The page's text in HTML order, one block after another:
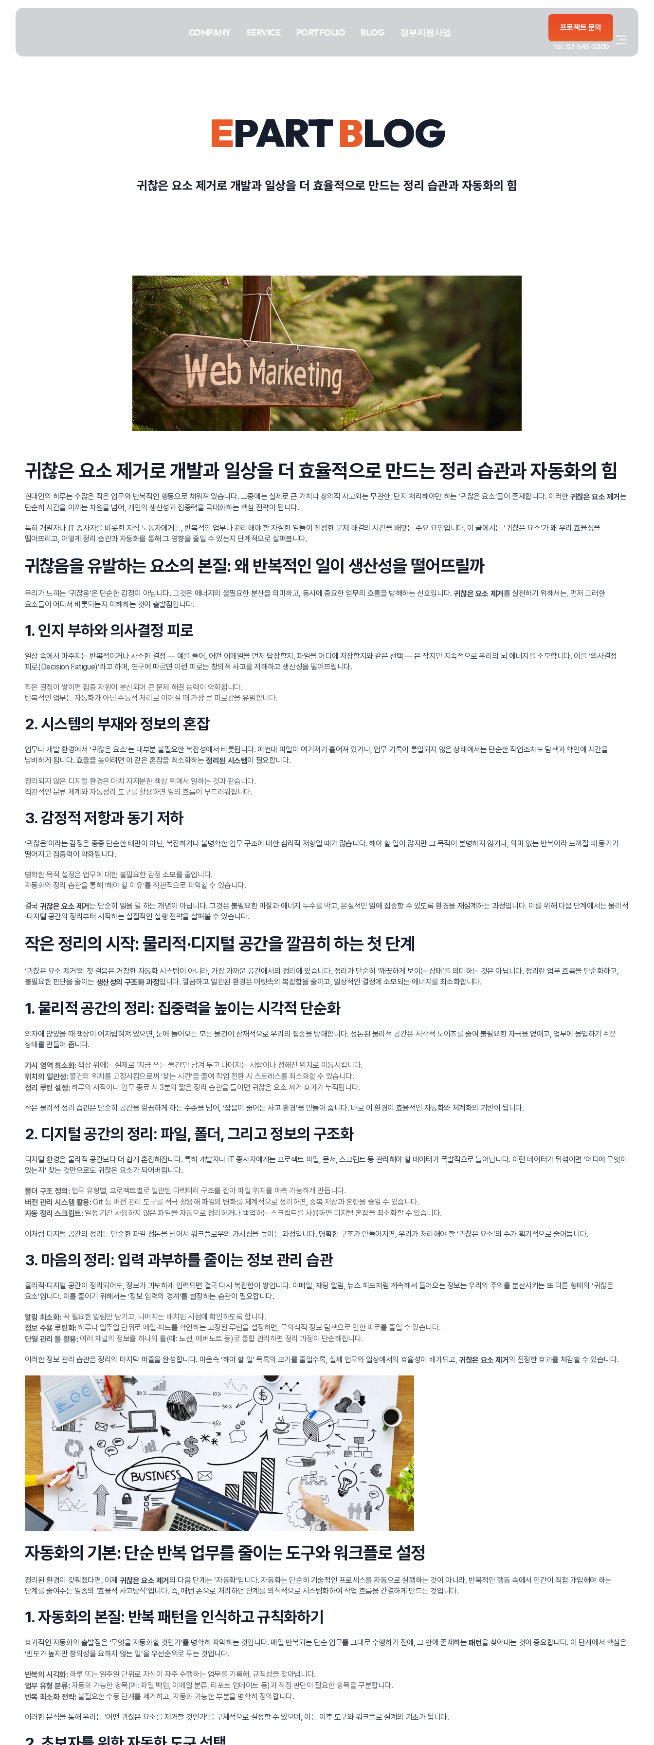
건너뛰기
COMPANY SERVICE PORTFOLIO BLOG 정부지원사업 프로젝트 문의
Tel. 02-545-3800
정부지원사업
EPARTBLOG
귀찮은 요소 제거로 개발과 일상을 더 효율적으로 만드는 정리 습관과 자동화의 힘
귀찮은 요소 제거로 개발과 일상을 더 효율적으로 만드는 정리 습관과 자동화의 힘
현대인의 하루는 수많은 작은 업무와 반복적인 행동으로 채워져 있습니다. 그중에는 실제로 큰 가치나 창의적 사고와는 무관한, 단지 처리해야만 하는 ‘귀찮은 요소’들이 존재합니다. 이러한 귀찮은 요소 제거 는
단순히 시간을 아끼는 차원을 넘어, 개인의 생산성과 집중력을 극대화하는 핵심 전략이 됩니다.
특히 개발자나 IT 종사자를 비롯한 지식 노동자에게는, 반복적인 업무나 관리해야 할 자잘한 일들이 진정한 문제 해결의 시간을 빼앗는 주요 요인입니다. 이 글에서는 ‘귀찮은 요소’가 왜 우리 효율성을
떨어뜨리고, 어떻게 정리 습관과 자동화를 통해 그 영향을 줄일 수 있는지 단계적으로 살펴봅니다.
귀찮음을 유발하는 요소의 본질: 왜 반복적인 일이 생산성을 떨어뜨릴까
우리가 느끼는 ‘귀찮음’은 단순한 감정이 아닙니다. 그것은 에너지의 불필요한 분산을 의미하고, 동시에 중요한 업무의 흐름을 방해하는 신호입니다.귀찮은 요소 제거 를 실천하기 위해서는, 먼저 그러한
요소들이 어디서 비롯되는지 이해하는 것이 출발점입니다.
1. 인지 부하와 의사결정 피로
일상 속에서 마주치는 반복적이거나 사소한 결정 — 예를 들어, 어떤 이메일을 먼저 답장할지, 파일을 어디에 저장할지와 같은 선택 — 은 작지만 지속적으로 우리의 뇌 에너지를 소모합니다. 이를 ‘의사결정
피로(Decision Fatigue)’라고 하며, 연구에 따르면 이런 피로는 창의적 사고를 저해하고 생산성을 떨어뜨립니다.
작은 결정이 쌓이면 집중 자원이 분산되어 큰 문제 해결 능력이 약화됩니다.
반복적인 업무는 자동화가 아닌 수동적 처리로 이어질 때 가장 큰 피로감을 유발합니다.
2. 시스템의 부재와 정보의 혼잡
업무나 개발 환경에서 ‘귀찮은 요소’는 대부분 불필요한 복잡성에서 비롯됩니다. 예컨대 파일이 여기저기 흩어져 있거나, 업무 기록이 통일되지 않은 상태에서는 단순한 작업조차도 탐색과 확인에 시간을
낭비하게 됩니다. 효율을 높이려면 이 같은 혼잡을 최소화하는정리된 시스템이 필요합니다.
정리되지 않은 디지털 환경은 마치 지저분한 책상 위에서 일하는 것과 같습니다.
직관적인 분류 체계와 자동정리 도구를 활용하면 일의 흐름이 부드러워집니다.
3. 감정적 저항과 동기 저하
‘귀찮음’이라는 감정은 종종 단순한 태만이 아닌, 복잡하거나 불명확한 업무 구조에 대한 심리적 저항일 때가 많습니다. 해야 할 일이 많지만 그 목적이 분명하지 않거나, 의미 없는 반복이라 느껴질 때 동기가
떨어지고 집중력이 약화됩니다.
명확한 목적 설정은 업무에 대한 불필요한 감정 소모를 줄입니다.
자동화와 정리 습관을 통해 ‘해야 할 이유’를 직관적으로 파악할 수 있습니다.
결국 귀찮은 요소 제거 는 단순히 일을 덜 하는 개념이 아닙니다. 그것은 불필요한 마찰과 에너지 누수를 막고, 본질적인 일에 집중할 수 있도록 환경을 재설계하는 과정입니다. 이를 위해 다음 단계에서는 물리적
·디지털 공간의 정리부터 시작하는 실질적인 실행 전략을 살펴볼 수 있습니다.
작은 정리의 시작: 물리적·디지털 공간을 깔끔히 하는 첫 단계
‘귀찮은 요소 제거’의 첫 걸음은 거창한 자동화 시스템이 아니라, 가장 가까운 공간에서의 정리에 있습니다. 정리가 단순히 ‘깨끗하게 보이는 상태’를 의미하는 것은 아닙니다. 정리란 업무 흐름을 단순화하고,
불필요한 판단을 줄이는 생산성의 구조화 과정입니다. 깔끔하고 일관된 환경은 머릿속의 복잡함을 줄이고, 일상적인 결정에 소모되는 에너지를 최소화합니다.
1. 물리적 공간의 정리: 집중력을 높이는 시각적 단순화
의자에 앉았을 때 책상이 어지럽혀져 있으면, 눈에 들어오는 모든 물건이 잠재적으로 우리의 집중을 방해합니다. 정돈된 물리적 공간은 시각적 노이즈를 줄여 불필요한 자극을 없애고, 업무에 몰입하기 쉬운
상태를 만들어 줍니다.
가시 영역 최소화:책상 위에는 실제로 ‘지금 쓰는 물건’만 남겨 두고 나머지는 서랍이나 정해진 위치로 이동시킵니다.
위치의 일관성:물건의 위치를 고정시킴으로써 ‘찾는 시간’을 줄여 작업 전환 시 스트레스를 최소화할 수 있습니다.
정리 루틴 설정:하루의 시작이나 업무 종료 시 3분의 짧은 정리 습관을 들이면 귀찮은 요소 제거 효과가 누적됩니다.
작은 물리적 정리 습관은 단순히 공간을 깔끔하게 하는 수준을 넘어, ‘잡음이 줄어든 사고 환경’을 만들어 줍니다. 바로 이 환경이 효율적인 자동화와 체계화의 기반이 됩니다.
2. 디지털 공간의 정리: 파일, 폴더, 그리고 정보의 구조화
디지털 환경은 물리적 공간보다 더 쉽게 혼잡해집니다. 특히 개발자나 IT 종사자에게는 프로젝트 파일, 문서, 스크립트 등 관리해야 할 데이터가 폭발적으로 늘어납니다. 이런 데이터가 뒤섞이면 ‘어디에 무엇이
있는지’ 찾는 것만으로도 귀찮은 요소가 되어버립니다.
폴더 구조 정의:업무 유형별, 프로젝트별로 일관된 디렉터리 구조를 잡아 파일 위치를 예측 가능하게 만듭니다.
버전 관리 시스템 활용:Git 등 버전 관리 도구를 적극 활용해 파일의 변화를 체계적으로 정리하면, 중복 저장과 혼란을 줄일 수 있습니다.
자동 정리 스크립트:일정 기간 사용하지 않은 파일을 자동으로 정리하거나 백업하는 스크립트를 사용하면 디지털 혼잡을 최소화할 수 있습니다.
이처럼 디지털 공간의 정리는 단순한 파일 정돈을 넘어서 워크플로우의 가시성을 높이는 과정입니다. 명확한 구조가 만들어지면, 우리가 처리해야 할 ‘귀찮은 요소’의 수가 획기적으로 줄어듭니다.
3. 마음의 정리: 입력 과부하를 줄이는 정보 관리 습관
물리적·디지털 공간이 정리되어도, 정보가 과도하게 입력되면 결국 다시 복잡함이 쌓입니다. 이메일, 채팅 알림, 뉴스 피드처럼 계속해서 들어오는 정보는 우리의 주의를 분산시키는 또 다른 형태의 ‘귀찮은
요소’입니다. 이를 줄이기 위해서는 ‘정보 입력의 경계’를 설정하는 습관이 필요합니다.
알림 최소화:꼭 필요한 알림만 남기고, 나머지는 배치된 시점에 확인하도록 합니다.
정보 수용 루틴화:하루나 일주일 단위로 메일·피드를 확인하는 고정된 루틴을 설정하면, 무의식적 정보 탐색으로 인한 피로를 줄일 수 있습니다.
단일 관리 툴 활용:여러 채널의 정보를 하나의 툴(예: 노션, 에버노트 등)로 통합 관리하면 정리 과정이 단순해집니다.
이러한 정보 관리 습관은 정리의 마지막 퍼즐을 완성합니다. 마음속 ‘해야 할 일’ 목록의 크기를 줄일수록, 실제 업무와 일상에서의 효율성이 배가되고,귀찮은 요소 제거 의 진정한 효과를 체감할 수 있습니다.
자동화의 기본: 단순 반복 업무를 줄이는 도구와 워크플로 설정
정리된 환경이 갖춰졌다면, 이제 귀찮은 요소 제거 의 다음 단계는 ‘자동화’입니다. 자동화는 단순히 기술적인 프로세스를 자동으로 실행하는 것이 아니라, 반복적인 행동 속에서 인간이 직접 개입해야 하는
단계를 줄여주는 일종의 ‘효율적 사고방식’입니다. 즉, 매번 손으로 처리하던 단계를 의식적으로 시스템화하여 작업 흐름을 간결하게 만드는 것입니다.
1. 자동화의 본질: 반복 패턴을 인식하고 규칙화하기
효과적인 자동화의 출발점은 ‘무엇을 자동화할 것인가’를 명확히 파악하는 것입니다. 매일 반복되는 단순 업무를 그대로 수행하기 전에, 그 안에 존재하는패턴을 찾아내는 것이 중요합니다. 이 단계에서 핵심은
‘빈도가 높지만 창의성을 요하지 않는 일’을 우선순위로 두는 것입니다.
반복의 시각화:하루 또는 일주일 단위로 자신이 자주 수행하는 업무를 기록해, 규칙성을 찾아냅니다.
업무 유형 분류:자동화 가능한 항목(예: 파일 백업, 이메일 분류, 리포트 업데이트 등)과 직접 판단이 필요한 항목을 구분합니다.
반복 최소화 전략:불필요한 수동 단계를 제거하고, 자동화 가능한 부분을 명확히 정의합니다.
이러한 분석을 통해 우리는 ‘어떤 귀찮은 요소를 제거할 것인가’를 구체적으로 설정할 수 있으며, 이는 이후 도구와 워크플로 설계의 기초가 됩니다.